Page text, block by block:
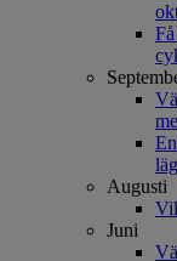
Augusti
Juni